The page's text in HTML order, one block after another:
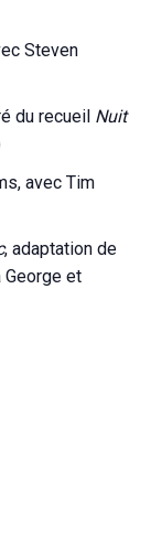
Steven
du recueil Nuit
avec Tim
, adaptation de
et